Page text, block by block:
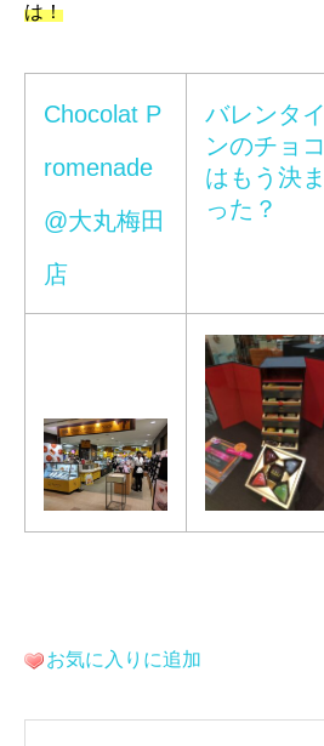
は！
Chocolat P
romenade
@大丸梅田
店
バレンタイ
ンのチョコ
はもう決ま
った？
お気に入りに追加